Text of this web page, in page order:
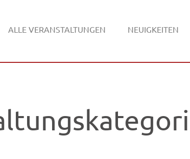
ALLE VERANSTALTUNGEN NEUIGKEITEN